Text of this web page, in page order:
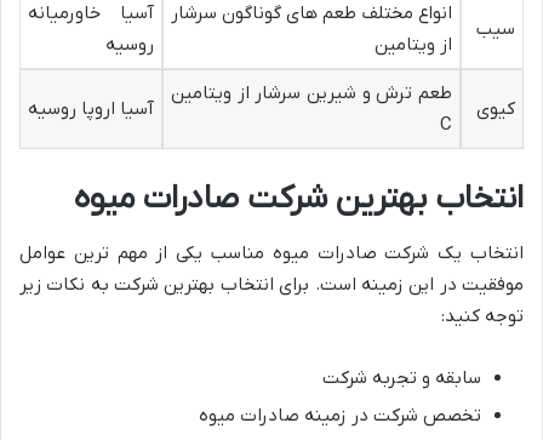
سیب
انواع مختلف طعم های گوناگون سرشار
از ویتامین
آسیا خاورمیانه
روسیه
کیوی
طعم ترش و شیرین سرشار از ویتامین
C
آسیا اروپا روسیه
انتخاب بهترین شرکت صادرات میوه
انتخاب یک شرکت صادرات میوه مناسب یکی از مهم ترین عوامل
موفقیت در این زمینه است. برای انتخاب بهترین شرکت به نکات زیر
توجه کنید:
سابقه و تجربه شرکت
تخصص شرکت در زمینه صادرات میوه